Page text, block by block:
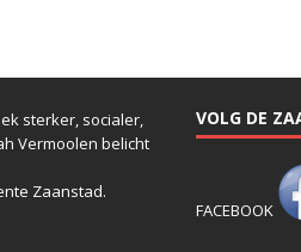
sterker, socialer,
Vermoolen belicht
Zaanstad.
VOLG DE
FACEBOOK